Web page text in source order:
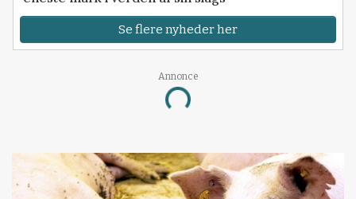
Se flere nyheder her
Annonce
Loading...